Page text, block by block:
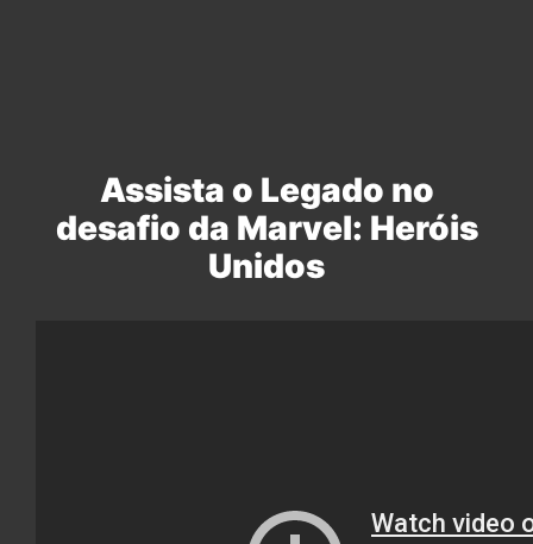
Assista o Legado no
desafio da Marvel: Heróis
Unidos